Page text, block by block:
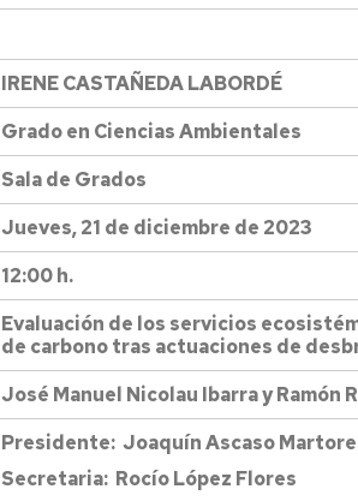
IRENE CASTAÑEDA LABORDÉ
Grado en Ciencias Ambientales
Sala de Grados
Jueves, 21 de diciembre de 2023
12:00 h.
Evaluación de los servicios
de carbono tras actuaciones de
José Manuel Nicolau Ibarra y Ramón
Presidente: Joaquín Ascaso
Secretaria: Rocío López Flores